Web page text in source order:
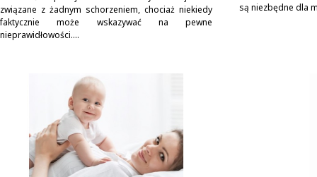
związane z żadnym schorzeniem, chociaż niekiedy
faktycznie może wskazywać na pewne
nieprawidłowości....
są niezbędne dla